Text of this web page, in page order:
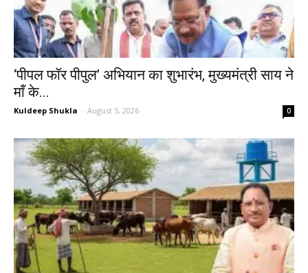
‘पीपल फॉर पीपुल’ अभियान का शुभारंभ, मुख्यमंत्री साय ने
माँ के...
Kuldeep Shukla - August 5, 2026 0